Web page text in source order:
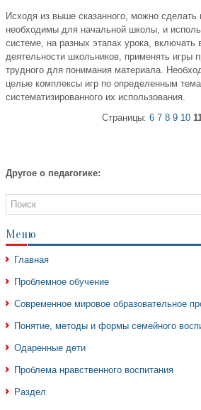
Исходя из выше сказанного, можно
необходимы для начальной школы, и
системе, на разных этапах урока,
деятельности школьников, применять игры
трудного для понимания материала.
целые комплексы игр по определенным
систематизированного их использования.
Страницы: 6 7 8 9 10
Другое о педагогике:
Меню
Главная
Проблемное обучение
Современное мировое образовательное
Понятие, методы и формы семейного
Одаренные дети
Проблема нравственного воспитания
Раздел